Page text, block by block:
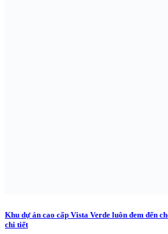
Khu dự án cao cấp Vista Verde luôn đem đến
chi tiết